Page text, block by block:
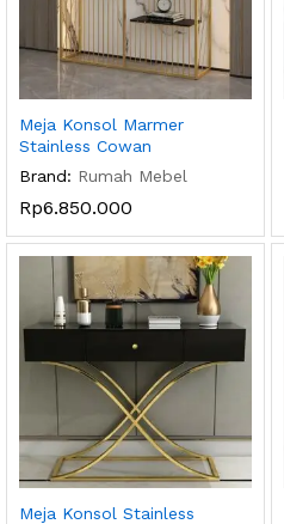
Meja Konsol Marmer
Stainless Cowan
Brand: Rumah Mebel
Rp6.850.000
Meja Konsol Stainless